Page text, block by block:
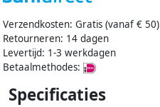
Verzendkosten: Gratis (vanaf € 50)
Retourneren: 14 dagen
Levertijd: 1-3 werkdagen
Betaalmethodes:
Specificaties